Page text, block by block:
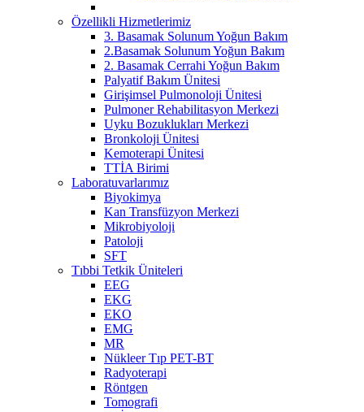
Özellikli Hizmetlerimiz
3. Basamak Solunum Yoğun Bakım
2.Basamak Solunum Yoğun Bakım
2. Basamak Cerrahi Yoğun Bakım
Palyatif Bakım Ünitesi
Girişimsel Pulmonoloji Ünitesi
Pulmoner Rehabilitasyon Merkezi
Uyku Bozuklukları Merkezi
Bronkoloji Ünitesi
Kemoterapi Ünitesi
TTİA Birimi
Laboratuvarlarımız
Biyokimya
Kan Transfüzyon Merkezi
Mikrobiyoloji
Patoloji
SFT
Tıbbi Tetkik Üniteleri
EEG
EKG
EKO
EMG
MR
Nükleer Tıp PET-BT
Radyoterapi
Röntgen
Tomografi